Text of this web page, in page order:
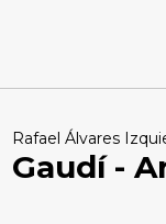
Rafael Álvares
Gaudí -